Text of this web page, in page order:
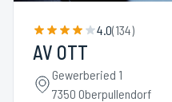
4.0(134)
AV OTT
Gewerberied 1
7350 Oberpullendorf